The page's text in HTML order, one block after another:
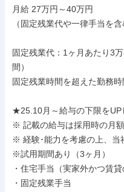
月給 27万円～40万円
（固定残業代や一律手当を含
固定残業代：1ヶ月あたり3
間）
固定残業時間を超えた勤務
★25.10月～給与の下限をUP
※ 記載の給与は採用時の月額
※ 経験･能力を考慮の上、当
※試用期間あり（3ヶ月）
・住宅手当（実家外かつ賃
・固定残業手当